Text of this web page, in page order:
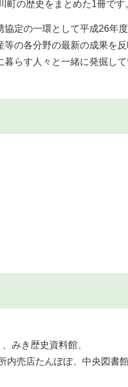
の歴史をまとめた1冊です
定の一環として平成26年度
の各分野の最新の成果を
らす人々と一緒に発掘し
みき歴史資料館、
たんぽぽ、中央図書